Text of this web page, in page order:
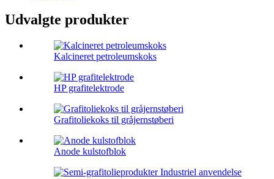
Udvalgte produkter
Kalcineret petroleumskoks
HP grafitelektrode
Grafitoliekoks til gråjernstøberi
Anode kulstofblok